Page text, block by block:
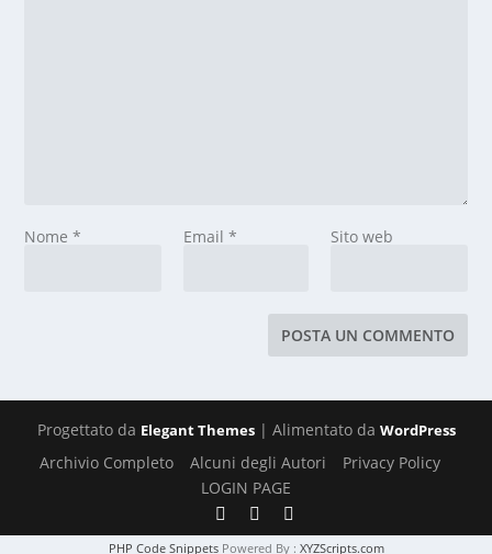
Nome* Email * Sito web
Progettato da Elegant Themes| Alimentato da WordPress
Archivio Completo Alcuni degli Autori
Privacy Policy
LOGIN PAGE
PHP Code SnippetsPowered By : XYZScripts.com